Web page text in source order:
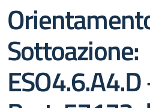
Sottoazione: